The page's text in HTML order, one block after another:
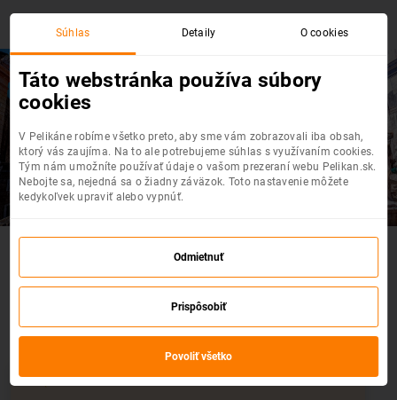
Budapešť
Sicília
Top akciové letenky na jednom mieste
Akčné letenky : Budapešť - Palermo
Sicília
Vyberte si z výpredaja leteniek
Súhlas Detaily O cookies
Táto webstránka používa súbory
cookies
V Pelikáne robíme všetko preto, aby sme vám zobrazovali iba obsah,
ktorý vás zaujíma. Na to ale potrebujeme súhlas s využívaním cookies.
Tým nám umožníte používať údaje o vašom prezeraní webu Pelikan.sk.
Nebojte sa, nejedná sa o žiadny záväzok. Toto nastavenie môžete
kedykoľvek upraviť alebo vypnúť.
Odmietnuť
Prispôsobiť
Povoliť všetko